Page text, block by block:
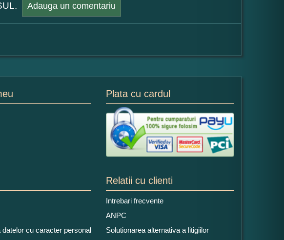
Adauga un comentariu
Plata cu cardul
datelor cu caracter personal
Relatii cu clienti
Intrebari frecvente
ANPC
Solutionarea alternativa a litigiilor